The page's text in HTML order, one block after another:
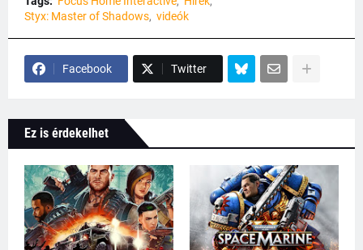
Styx: Master of Shadows videók
Facebook Twitter
Ez is érdekelhet